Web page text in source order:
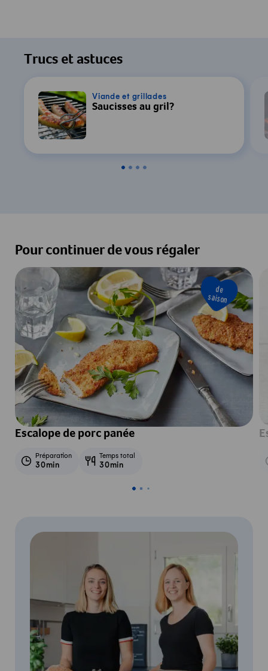
Trucs et astuces
Viande et grillades
Saucisses au gril?
Pour continuer de vous régaler
de
saison
Escalope de porc panée
Préparation
30min
Temps total
30min